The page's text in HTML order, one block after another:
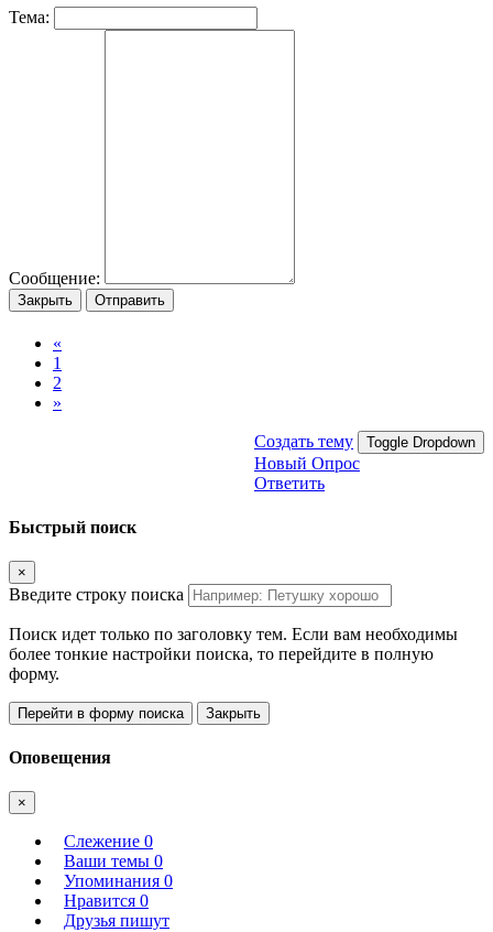
Тема:
Сообщение:
Закрыть Отправить
«
1
2
»
Создать тему Toggle Dropdown
Новый Опрос
Ответить
Быстрый поиск
×
Введите строку поиска
Поиск идет только по заголовку тем. Если вам необходимы
более тонкие настройки поиска, то перейдите в полную
форму.
Перейти в форму поиска Закрыть
Оповещения
×
Слежение 0
Ваши темы 0
Упоминания 0
Нравится 0
Друзья пишут